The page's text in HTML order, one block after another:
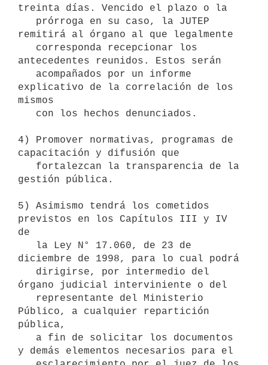
treinta días. Vencido el plazo o la
remitirá al órgano al que legalmente
antecedentes reunidos. Estos serán
explicativo de la correlación de los
mismos
4) Promover normativas, programas de
capacitación y difusión que
gestión pública.
5) Asimismo tendrá los cometidos
previstos en los Capítulos III y IV
de
diciembre de 1998, para lo cual podrá
órgano judicial interviniente o del
Público, a cualquier repartición
pública,
y demás elementos necesarios para el